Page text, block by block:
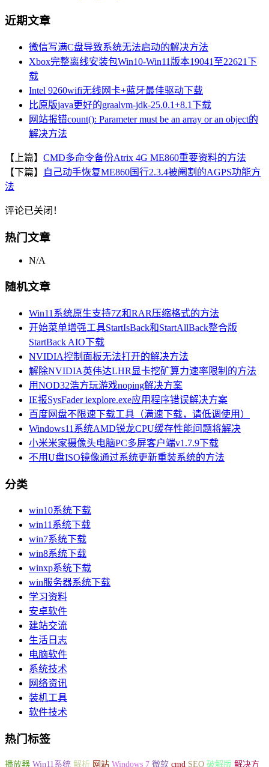
近期文章
微信写满C盘导致系统无法启动的解决方法
Xbox完整离线安装包Win10-Win11版本19041至22621下
载
Intel 9260wifi无线网卡+蓝牙最佳驱动下载
比原版java更好的graalvm-jdk-25.0.1+8.1下载
网站报错count(): Parameter must be an array or an object的
解决方法
【上篇】 CMD多命令备份Atrix 4G ME860重要资料的方法
【下篇】
自己动手恢复ME860国行2.3.4被阉割的AGPS功能方
法
评论已关闭！
热门文章
N/A
随机文章
Win11系统原生支持7Z和RAR压缩格式的方法
开始菜单增强工具StartIsBack和StartAllBack整合版
StartBack AIO下载
NVIDIA控制面板无法打开的解决方法
解除NVIDIA英伟达LHR显卡挖矿算力速率限制的方法
用NOD32浩方玩游戏noping解决方案
IE报SysFader iexplore.exe应用程序错误解决方案
百度网盘不限速下载工具（满速下载，请低调使用）
Windows11系统AMD锐龙CPU缓存性能问题将解决
小米米家摄像头电脑PC多屏客户端v1.7.9下载
不用U盘ISO镜像通过系统更新重装系统的方法
分类
win10系统下载
win11系统下载
win7系统下载
win8系统下载
winxp系统下载
win服务器系统下载
学习资料
安卓软件
建站交流
生活日志
电脑软件
系统技术
网络资讯
装机工具
软件技术
热门标签
播放器 Win11系统 解析 网站 Windows 7 微软 cmd SEO 破解版 解决方